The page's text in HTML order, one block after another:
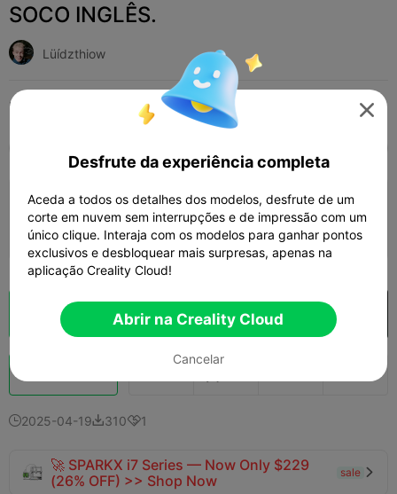
SOCO INGLÊS.
Lüídzthiow
Print Settings (1) Adicionar Moda Acessórios Pessoais 
0.2mm layer, 2 walls, 15% infill
 44m 45s  1 plates  26.77g
Fatiamento na Nuvem Abrir na Creality Cloud
2025-04-193101
🚀 SPARKX i7 Series — Now Only $229
(26% OFF) >> Shop Now
sale 

Desfrute da experiência completa
Aceda a todos os detalhes dos modelos, desfrute de um
corte em nuvem sem interrupções e de impressão com um
único clique. Interaja com os modelos para ganhar pontos
exclusivos e desbloquear mais surpresas, apenas na
aplicação Creality Cloud!
Abrir na Creality Cloud
Cancelar